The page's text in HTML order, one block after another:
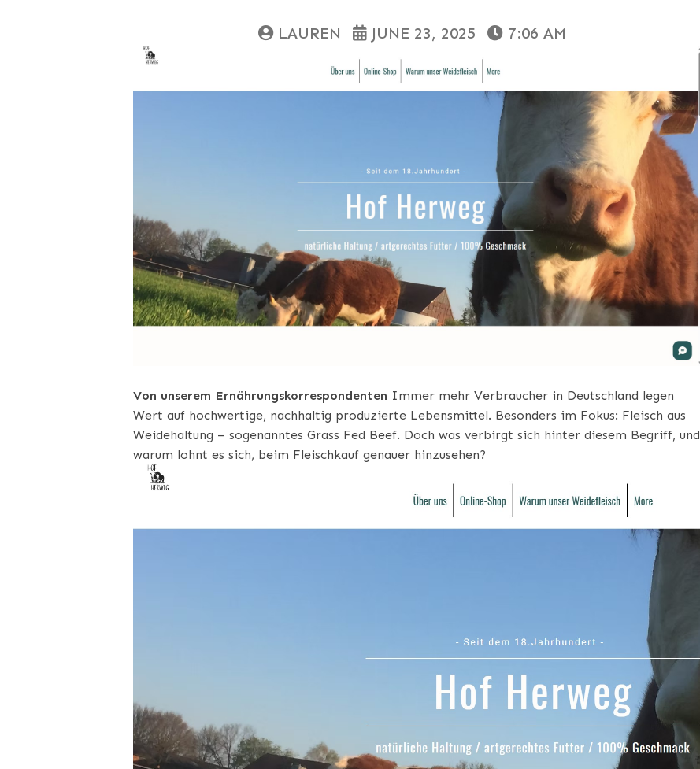
LAUREN JUNE 23, 2025 7:06 AM
Von unserem Ernährungskorrespondenten Immer mehr Verbraucher in Deutschland legen
Wert auf hochwertige, nachhaltig produzierte Lebensmittel. Besonders im Fokus: Fleisch aus
Weidehaltung – sogenanntes Grass Fed Beef. Doch was verbirgt sich hinter diesem Begriff, und
warum lohnt es sich, beim Fleischkauf genauer hinzusehen?